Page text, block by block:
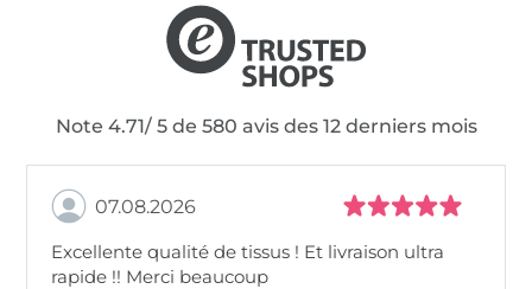
Note 4.71/ 5 de 580 avis des 12 derniers mois
07.08.2026
Excellente qualité de tissus ! Et livraison ultra
rapide !! Merci beaucoup